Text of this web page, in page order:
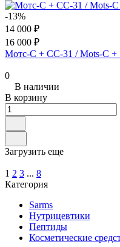
-13%
14 000 ₽
16 000 ₽
Мотс-С + СС-31 / Mots-С +
0
В наличии
В корзину
Загрузить еще
1 2 3 ... 8
Категория
Sarms
Нутрицевтики
Пептиды
Косметические